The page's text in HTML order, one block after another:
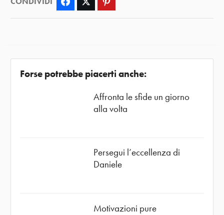
Forse potrebbe piacerti anche:
Affronta le sfide un giorno
alla volta
Persegui l’eccellenza di
Daniele
Motivazioni pure